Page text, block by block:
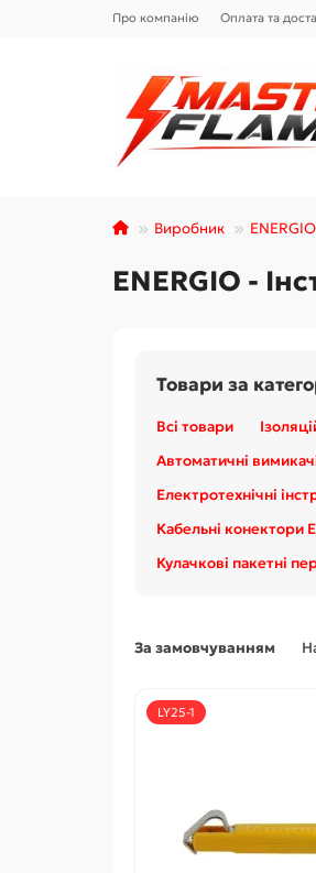
Про компанію Оплата та
Виробник ENERGIO
ENERGIO -
Товари за
Всі товари
Автоматичні
Електротехнічні
Кабельні конектори
Кулачкові пакетні
За замовчуванням
LY25-1